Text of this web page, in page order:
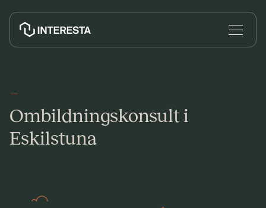
Ombildning till bostadsrätt
Ekonomisk förvaltning
—
Ombildningskonsult i
Eskilstuna